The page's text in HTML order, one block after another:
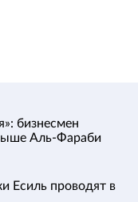
бизнесмен
Аль-Фараби
Есиль проводят в